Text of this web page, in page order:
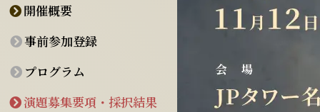
開催概要
事前参加登録
プログラム
演題募集要項・採択結果